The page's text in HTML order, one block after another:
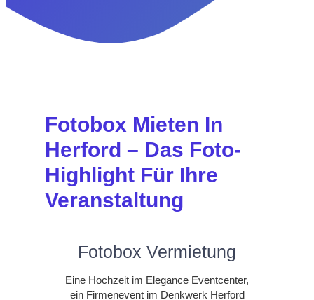
Fotobox Mieten In
Herford – Das Foto-
Highlight Für Ihre
Veranstaltung
Fotobox Vermietung
Eine Hochzeit im Elegance Eventcenter,
ein Firmenevent im Denkwerk Herford